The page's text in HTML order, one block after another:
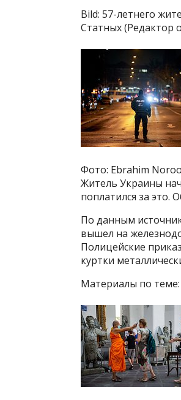
Bild: 57-летнего
Статных (Редактор
Фото: Ebrahim
Житель Украины
поплатился за это.
По данным
вышел на
Полицейские
куртки
Материалы по теме: